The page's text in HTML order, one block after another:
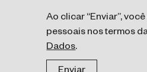
Ao clicar “Enviar”,
pessoais nos termos
Dados.